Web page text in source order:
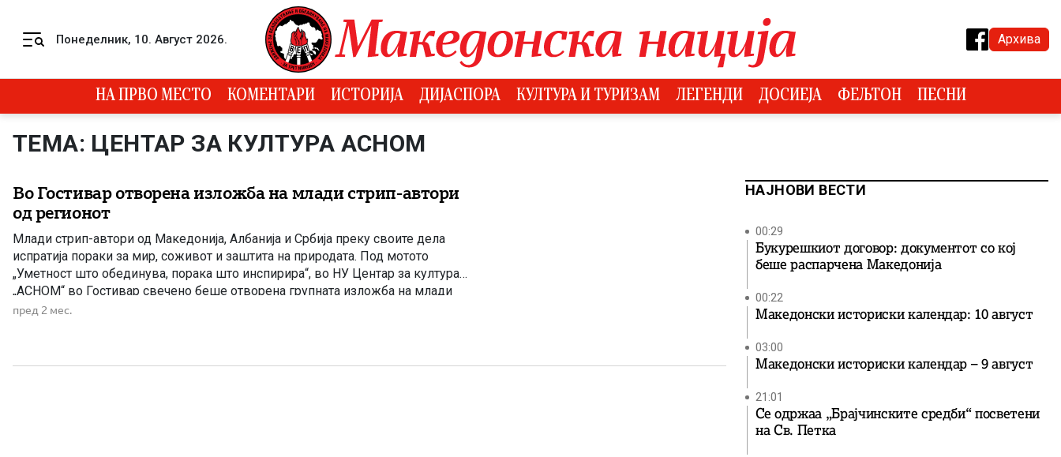
Понеделник, 10. Август 2026. Архива
НА ПРВО МЕСТО КОМЕНТАРИ ИСТОРИЈА ДИЈАСПОРА КУЛТУРА И ТУРИЗАМ ЛЕГЕНДИ ДОСИЕЈА ФЕЉТОН ПЕСНИ
ТЕМА: ЦЕНТАР ЗА КУЛТУРА АСНОМ
Во Гостивар отворена изложба на млади стрип-автори
од регионот
Млади стрип-автори од Македонија, Албанија и Србија преку своите дела
испратија пораки за мир, соживот и заштита на природата. Под мотото
„Уметност што обединува, порака што инспирира“, во НУ Центар за култура
„АСНОМ“ во Гостивар свечено беше отворена групната изложба на млади
стрип-автори од Македонија, Албанија и Србија. Настанот, кој привлече бројни
пред 2 мес.
НАЈНОВИ ВЕСТИ
00:29
Букурешкиот договор: документот со кој
беше распарчена Македонија
00:22
Македонски историски календар: 10 август
03:00
Македонски историски календар – 9 август
21:01
Се одржаа „Брајчинските средби“ посветени
на Св. Петка